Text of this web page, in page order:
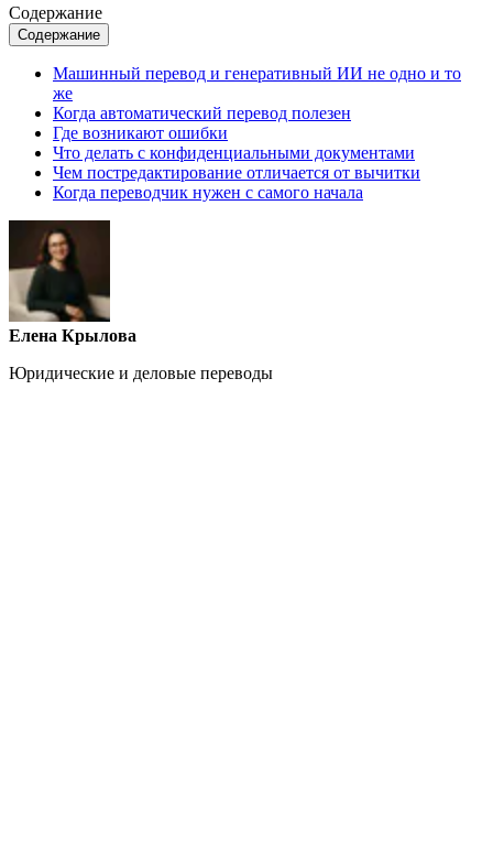
Содержание
Содержание
Машинный перевод и генеративный ИИ не одно и то
же
Когда автоматический перевод полезен
Где возникают ошибки
Что делать с конфиденциальными документами
Чем постредактирование отличается от вычитки
Когда переводчик нужен с самого начала
Елена Крылова
Юридические и деловые переводы